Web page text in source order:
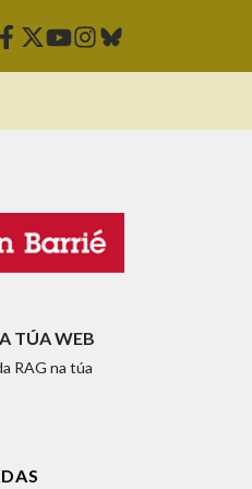
Facebook
Twitter
Youtube
Instagram
Bluesky
TÚA WEB
RAG na túa